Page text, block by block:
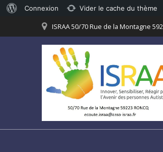
Connexion Vider le cache du thème
au
ISRAA 50/70 Rue de la Montagne